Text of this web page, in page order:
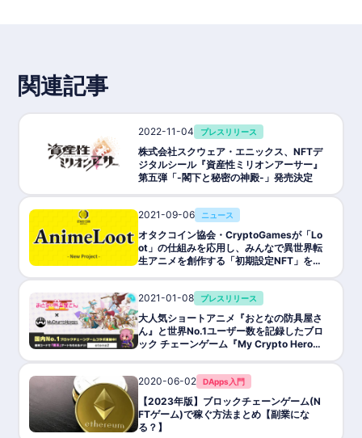
関連記事
2022-11-04 プレスリリース
株式会社スクウェア・エニックス、NFTデ
ジタルシール『資産性ミリオンアーサー』
第五弾「-閣下と秘密の神殿-」発売決定
2021-09-06 ニュース
オタクコイン協会・CryptoGamesが「Lo
ot」の仕組みを応用し、みんなで異世界転
生アニメを創作する「初期設定NFT」を無
2021-01-08
プレスリリース
大人気ショートアニメ『おとなの防具屋さ
ん』と世界No.1ユーザー数を記録したブロ
ック チェーンゲーム『My Crypto Heroe
2020-06-02
DApps入門
【2023年版】ブロックチェーンゲーム(N
FTゲーム)で稼ぐ方法まとめ【副業にな
る？】